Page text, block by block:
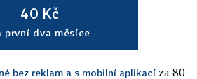
40 Kč
první dva měsíce
bez reklam a s mobilní aplikací za 80